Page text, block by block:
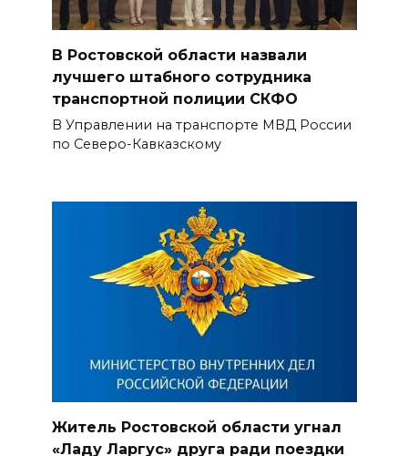
В Ростовской области назвали
лучшего штабного сотрудника
транспортной полиции СКФО
В Управлении на транспорте МВД России
по Северо-Кавказскому
Житель Ростовской области угнал
«Ладу Ларгус» друга ради поездки